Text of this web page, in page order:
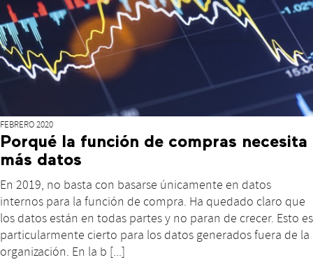
FEBRERO 2020
Porqué la función de compras necesita
más datos
En 2019, no basta con basarse únicamente en datos
internos para la función de compra. Ha quedado claro que
los datos están en todas partes y no paran de crecer. Esto es
particularmente cierto para los datos generados fuera de la
organización. En la b [...]